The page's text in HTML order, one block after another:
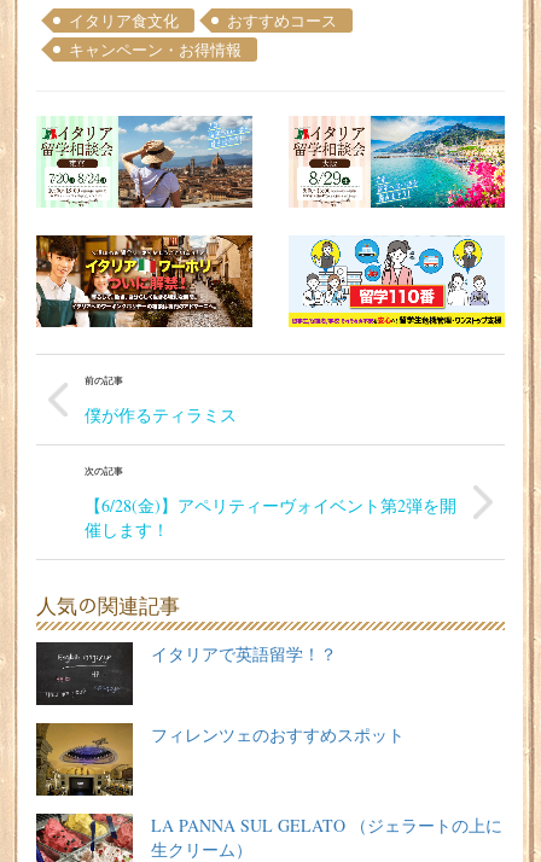
イタリア食文化
おすすめコース
キャンペーン・お得情報
前の記事
僕が作るティラミス
次の記事
【6/28(金)】アペリティーヴォイベント第2弾を開
催します！
人気の関連記事
イタリアで英語留学！？
フィレンツェのおすすめスポット
LA PANNA SUL GELATO （ジェラートの上に
生クリーム）